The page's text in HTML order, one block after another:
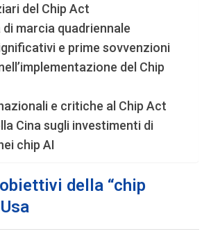
del Chip Act
di marcia quadriennale
e prime sovvenzioni
del Chip
e critiche al Chip Act
Cina sugli investimenti di
chip AI
della “chip